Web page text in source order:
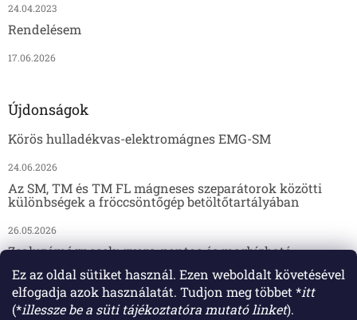
Ez az oldal sütiket használ. Ezen weboldalt követésével
elfogadja azok használatát. Tudjon meg többet *itt
(*illessze be a süti tájékoztatóra mutató linket).
24.04.2023
Rendelésem
17.06.2026
Újdonságok
Körös hulladékvas-elektromágnes EMG-SM
24.06.2026
Az SM, TM és TM FL mágneses szeparátorok közötti
különbségek a fröccsöntőgép betöltőtartályában
26.05.2026
Zsaluzómágnesek: gyors, pontos és megbízható
17.04.2026